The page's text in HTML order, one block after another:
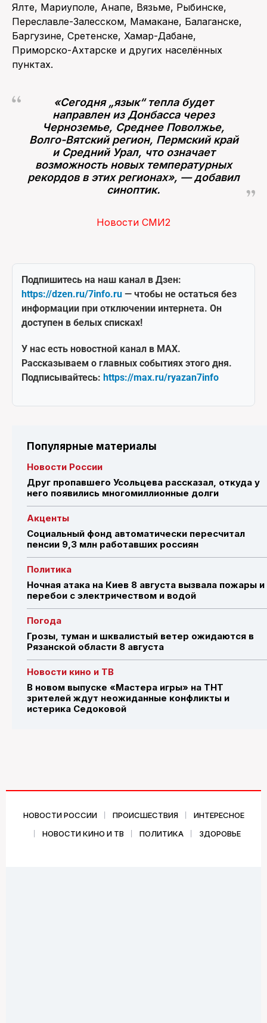
Ялте, Мариуполе, Анапе, Вязьме, Рыбинске,
Переславле-Залесском, Мамакане, Балаганске,
Баргузине, Сретенске, Хамар-Дабане,
Приморско-Ахтарске и других населённых
пунктах.
«Сегодня „язык“ тепла будет
направлен из Донбасса через
Черноземье, Среднее Поволжье,
Волго-Вятский регион, Пермский край
и Средний Урал, что означает
возможность новых температурных
рекордов в этих регионах», — добавил
синоптик.
Новости СМИ2
Подпишитесь на наш канал в Дзен:
https://dzen.ru/7info.ru — чтобы не остаться без
информации при отключении интернета. Он
доступен в белых списках!
У нас есть новостной канал в MAX.
Рассказываем о главных событиях этого дня.
Подписывайтесь: https://max.ru/ryazan7info
Популярные материалы
Новости России
Друг пропавшего Усольцева рассказал, откуда у
него появились многомиллионные долги
Акценты
Социальный фонд автоматически пересчитал
пенсии 9,3 млн работавших россиян
Политика
Ночная атака на Киев 8 августа вызвала пожары и
перебои с электричеством и водой
Погода
Грозы, туман и шквалистый ветер ожидаются в
Рязанской области 8 августа
Новости кино и ТВ
В новом выпуске «Мастера игры» на ТНТ
зрителей ждут неожиданные конфликты и
истерика Седоковой
НОВОСТИ РОССИИ ПРОИСШЕСТВИЯ
ИНТЕРЕСНОЕ
НОВОСТИ КИНО И ТВ
ПОЛИТИКА ЗДОРОВЬЕ